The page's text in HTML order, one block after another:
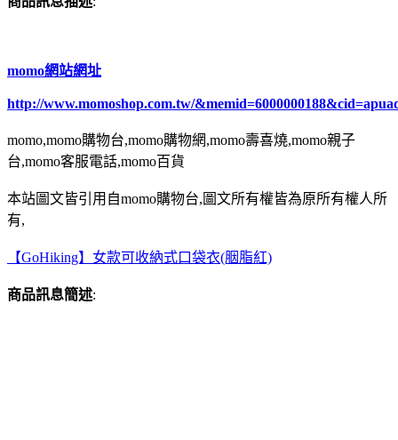
momo網站網址
http://www.momoshop.com.tw/
momo,momo購物台,momo購物網,momo壽喜燒,momo親子
台,momo客服電話,momo百貨
本站圖文皆引用自momo購物台,圖文所有權皆為原所有權人所
有,
【GoHiking】女款可收納式口袋衣(胭脂紅)
商品訊息簡述: